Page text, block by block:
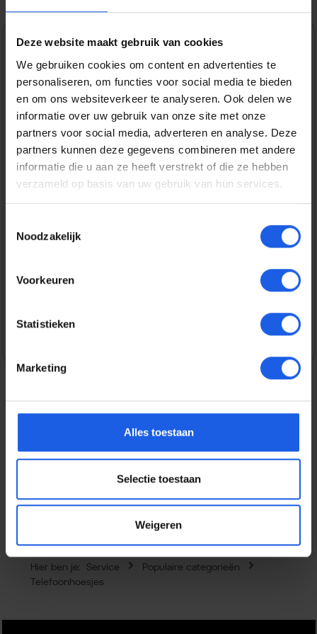
Deze website maakt gebruik van cookies
We gebruiken cookies om content en advertenties te
personaliseren, om functies voor social media te bieden
en om ons websiteverkeer te analyseren. Ook delen we
informatie over uw gebruik van onze site met onze
partners voor social media, adverteren en analyse. Deze
partners kunnen deze gegevens combineren met andere
informatie die u aan ze heeft verstrekt of die ze hebben
verzameld op basis van uw gebruik van hun services.
Noodzakelijk
Voorkeuren
Statistieken
Marketing
Alles toestaan
Selectie toestaan
Weigeren
€ 59,99
Prijzen incl. BTW en excl. verzendkosten
Bestel nu
Productnummer:
APPMA6A4ZMA
EAN:
195949882609
Merk:
14 dagen bedenktijd
Beschrijving
hand. De prachtige kleur van je iPhone 16 is goed
Eigenschappen
Hier ben je: Service
Populaire categorieën
Telefoonhoesjes